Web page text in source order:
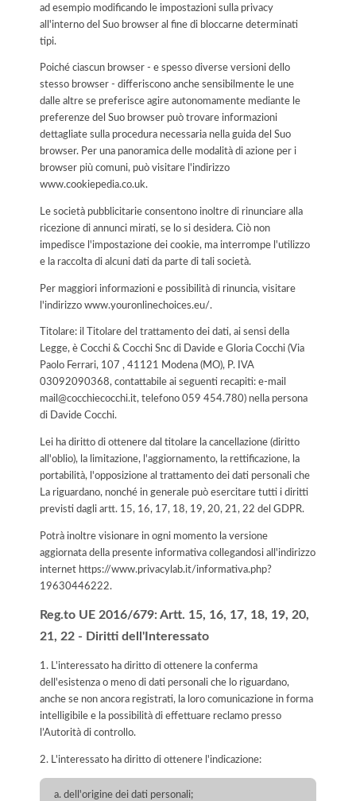
ad esempio modificando le impostazioni sulla privacy
all'interno del Suo browser al fine di bloccarne determinati
tipi.
Poiché ciascun browser - e spesso diverse versioni dello
stesso browser - differiscono anche sensibilmente le une
dalle altre se preferisce agire autonomamente mediante le
preferenze del Suo browser può trovare informazioni
dettagliate sulla procedura necessaria nella guida del Suo
browser. Per una panoramica delle modalità di azione per i
browser più comuni, può visitare l'indirizzo
www.cookiepedia.co.uk.
Le società pubblicitarie consentono inoltre di rinunciare alla
ricezione di annunci mirati, se lo si desidera. Ciò non
impedisce l'impostazione dei cookie, ma interrompe l'utilizzo
e la raccolta di alcuni dati da parte di tali società.
Per maggiori informazioni e possibilità di rinuncia, visitare
l'indirizzo www.youronlinechoices.eu/.
Titolare: il Titolare del trattamento dei dati, ai sensi della
Legge, è Cocchi & Cocchi Snc di Davide e Gloria Cocchi (Via
Paolo Ferrari, 107 , 41121 Modena (MO), P. IVA
03092090368, contattabile ai seguenti recapiti: e-mail
mail@cocchiecocchi.it, telefono 059 454.780) nella persona
di Davide Cocchi.
Lei ha diritto di ottenere dal titolare la cancellazione (diritto
all'oblio), la limitazione, l'aggiornamento, la rettificazione, la
portabilità, l'opposizione al trattamento dei dati personali che
La riguardano, nonché in generale può esercitare tutti i diritti
previsti dagli artt. 15, 16, 17, 18, 19, 20, 21, 22 del GDPR.
Potrà inoltre visionare in ogni momento la versione
aggiornata della presente informativa collegandosi all'indirizzo
internet https://www.privacylab.it/informativa.php?
19630446222.
Reg.to UE 2016/679: Artt. 15, 16, 17, 18, 19, 20,
21, 22 - Diritti dell'Interessato
1. L'interessato ha diritto di ottenere la conferma
dell'esistenza o meno di dati personali che lo riguardano,
anche se non ancora registrati, la loro comunicazione in forma
intelligibile e la possibilità di effettuare reclamo presso
l’Autorità di controllo.
2. L'interessato ha diritto di ottenere l'indicazione:
dell'origine dei dati personali;